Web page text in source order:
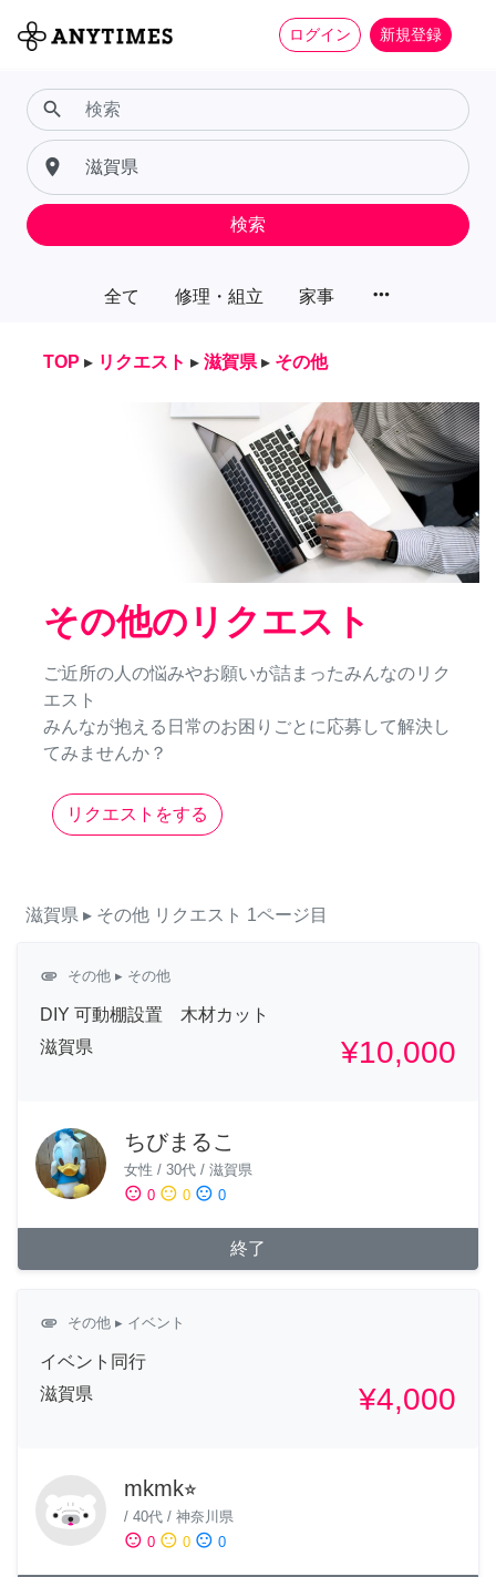
ログイン 新規登録
全て 修理・組立 家事 more_horiz
search
place
検索
TOP ▸ リクエスト ▸ 滋賀県 ▸ その他
その他のリクエスト
ご近所の人の悩みやお願いが詰まったみんなのリク
エスト
みんなが抱える日常のお困りごとに応募して解決し
てみませんか？
リクエストをする
滋賀県 ▸ その他 リクエスト 1ページ目
attachment その他 ▸ その他
DIY 可動棚設置 木材カット
滋賀県
¥10,000
ちびまるこ
女性 / 30代 / 滋賀県
sentiment_satisfied 0 sentiment_neutral 0 sentiment_dissatisfied 0
終了
attachment その他 ▸ イベント
イベント同行
滋賀県
¥4,000
mkmk⭐︎
/ 40代 / 神奈川県
sentiment_satisfied 0 sentiment_neutral 0 sentiment_dissatisfied 0